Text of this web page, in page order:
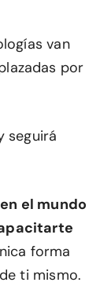
van
por
seguirá
el mundo
forma
ti mismo.